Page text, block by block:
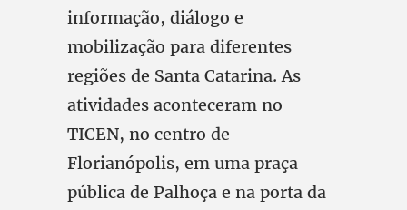
informação, diálogo e
mobilização para diferentes
regiões de Santa Catarina. As
atividades aconteceram no
TICEN, no centro de
Florianópolis, em uma praça
pública de Palhoça e na porta da